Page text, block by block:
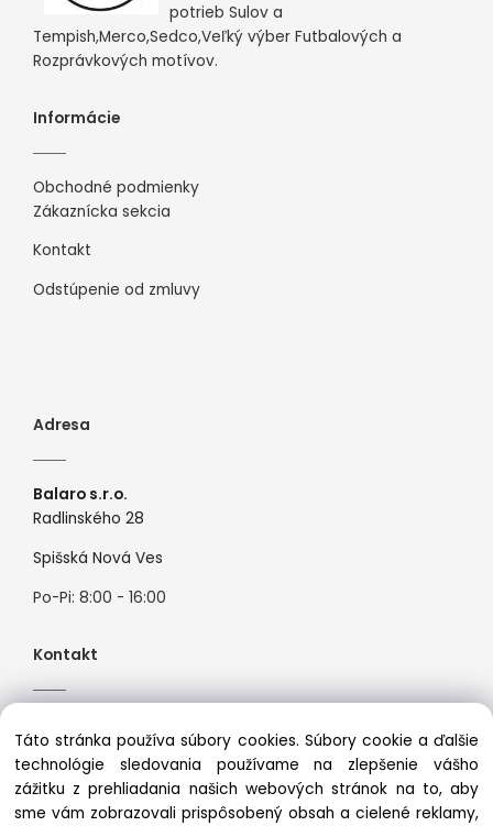
potrieb Sulov a
Tempish,Merco,Sedco,Veľký výber Futbalových a
Rozprávkových motívov.
Informácie
Obchodné podmienky
Zákaznícka sekcia
Kontakt
Odstúpenie od zmluvy
Adresa
Balaro s.r.o.
Radlinského 28
Spišská Nová Ves
Po-Pi: 8:00 - 16:00
Kontakt
Mail:info@premiosport.sk
Táto stránka používa súbory cookies. Súbory cookie a ďalšie
technológie sledovania používame na zlepšenie vášho
zážitku z prehliadania našich webových stránok na to, aby
sme vám zobrazovali prispôsobený obsah a cielené reklamy,